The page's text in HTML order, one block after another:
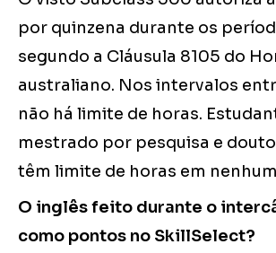
por quinzena durante os
segundo a Cláusula 8105 do
australiano. Nos intervalos
não há limite de horas.
mestrado por pesquisa e
têm limite de horas em
O inglês feito durante o
como pontos no SkillSelect?